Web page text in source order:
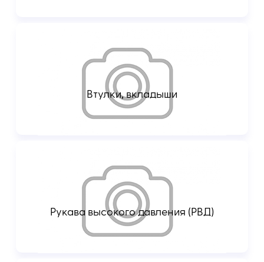
Втулки, вкладыши
Рукава высокого давления (РВД)